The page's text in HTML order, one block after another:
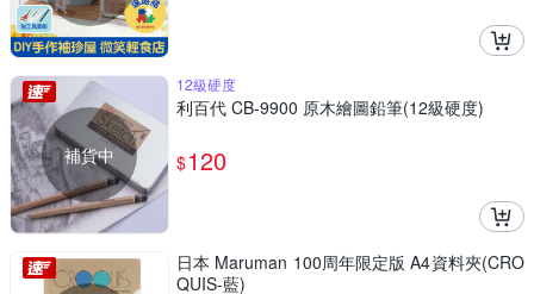
補貨中
12級硬度
利百代 CB-9900 原木繪圖鉛筆(12級硬度)
$120
日本 Maruman 100周年限定版 A4資料夾(CRO
QUIS-藍)